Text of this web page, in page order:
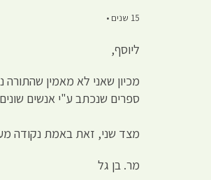
15 שנים •
ליוסף,
מכיון שאני לא מאמין
ספרים שנכתב ע"י אנשים
מצד שני, זאת באמת נקודה
מר. בן גל